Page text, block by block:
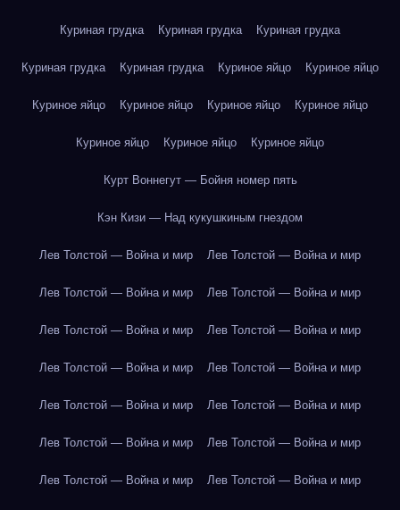
Куриная грудка Куриная грудка Куриная грудка
Куриная грудка Куриная грудка Куриное яйцо Куриное яйцо
Куриное яйцо Куриное яйцо Куриное яйцо Куриное яйцо
Куриное яйцо Куриное яйцо Куриное яйцо
Курт Воннегут — Бойня номер пять
Кэн Кизи — Над кукушкиным гнездом
Лев Толстой — Война и мир Лев Толстой — Война и мир
Лев Толстой — Война и мир Лев Толстой — Война и мир
Лев Толстой — Война и мир Лев Толстой — Война и мир
Лев Толстой — Война и мир Лев Толстой — Война и мир
Лев Толстой — Война и мир Лев Толстой — Война и мир
Лев Толстой — Война и мир Лев Толстой — Война и мир
Лев Толстой — Война и мир Лев Толстой — Война и мир